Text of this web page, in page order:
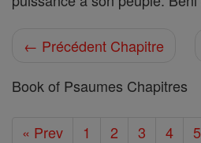
← Précédent Chapitre
Book of Psaumes Chapitres
« Prev 1 2 3 4 5